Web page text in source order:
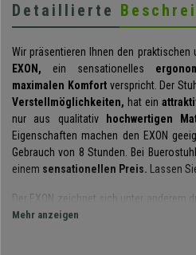
Detaillierte
Wir präsentieren Ihnen den
EXON, ein sensationelles
maximalen Komfortverspricht. Der
Verstellmöglichkeiten, hat ein
nur aus qualitativ
hochwertigen
Eigenschaften machen den EXON
Gebrauch von 8 Stunden. Bei
einem sensationellen Preis. Lassen
Der EXON zeichnet sich unter anderem
den er bietet. Dieser ist
Mehr anzeigen